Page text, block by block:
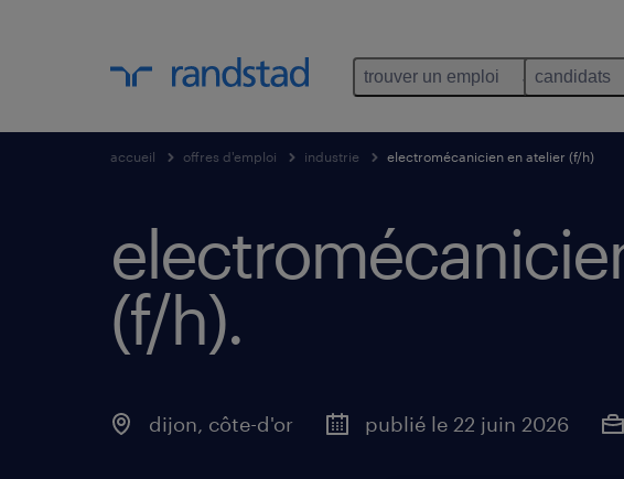
trouver un emploi candidats
accueil offres d'emploi industrie electromécanicien en atelier (f/h)
(f/h).
dijon, côte-d'or publié le 22 juin 2026